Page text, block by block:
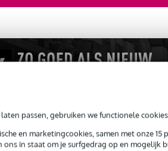
passen, gebruiken we functionele cookies.
en marketingcookies, samen met onze 15
in staat om je surfgedrag op en mogelijk